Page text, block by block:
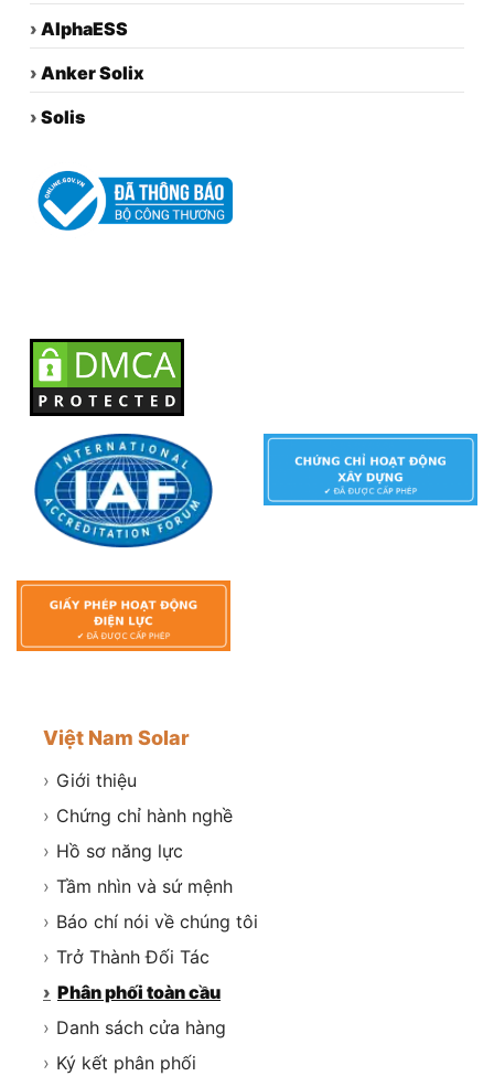
› AlphaESS
› Anker Solix
› Solis
Việt Nam Solar
› Giới thiệu
› Chứng chỉ hành nghề
› Hồ sơ năng lực
› Tầm nhìn và sứ mệnh
› Báo chí nói về chúng tôi
› Trở Thành Đối Tác
› Phân phối toàn cầu
› Danh sách cửa hàng
› Ký kết phân phối